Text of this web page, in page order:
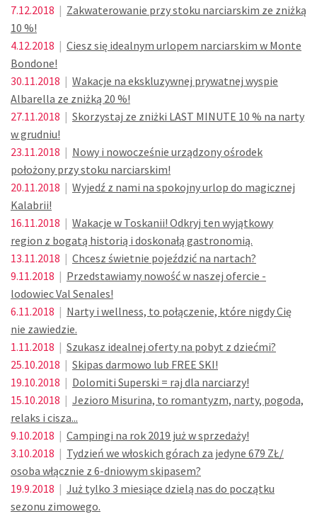
7.12.2018 | Zakwaterowanie przy stoku narciarskim ze zniżką
10 %!
4.12.2018 | Ciesz się idealnym urlopem narciarskim w Monte
Bondone!
30.11.2018 | Wakacje na ekskluzywnej prywatnej wyspie
Albarella ze zniżką 20 %!
27.11.2018 | Skorzystaj ze zniżki LAST MINUTE 10 % na narty
w grudniu!
23.11.2018 | Nowy i nowocześnie urządzony ośrodek
położony przy stoku narciarskim!
20.11.2018 | Wyjedź z nami na spokojny urlop do magicznej
Kalabrii!
16.11.2018 | Wakacje w Toskanii! Odkryj ten wyjątkowy
region z bogatą historią i doskonałą gastronomią.
13.11.2018 | Chcesz świetnie pojeździć na nartach?
9.11.2018 | Przedstawiamy nowość w naszej ofercie -
lodowiec Val Senales!
6.11.2018 | Narty i wellness, to połączenie, które nigdy Cię
nie zawiedzie.
1.11.2018 | Szukasz idealnej oferty na pobyt z dziećmi?
25.10.2018 | Skipas darmowo lub FREE SKI!
19.10.2018 | Dolomiti Superski = raj dla narciarzy!
15.10.2018 | Jezioro Misurina, to romantyzm, narty, pogoda,
relaks i cisza...
9.10.2018 | Campingi na rok 2019 już w sprzedaży!
3.10.2018 | Tydzień we włoskich górach za jedyne 679 ZŁ/
osoba włącznie z 6-dniowym skipasem?
19.9.2018 | Już tylko 3 miesiące dzielą nas do początku
sezonu zimowego.